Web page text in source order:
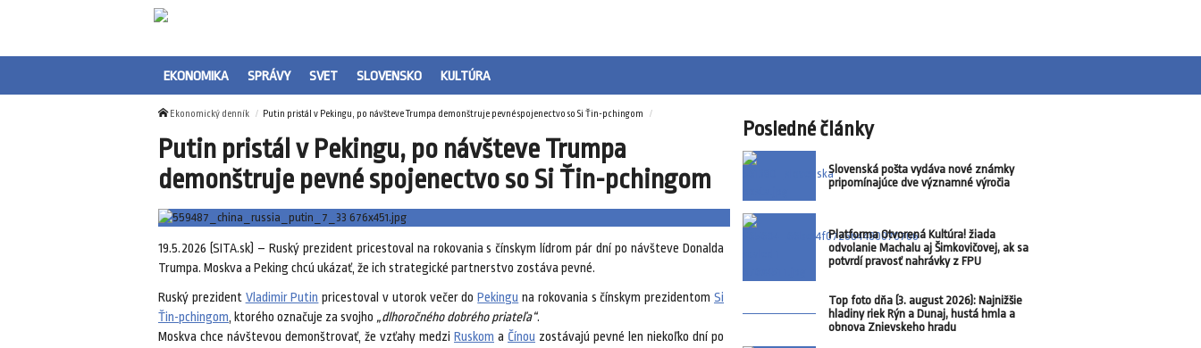
EKONOMIKA SPRÁVY SVET SLOVENSKO KULTÚRA
Ekonomický denník Putin pristál v Pekingu, po návšteve Trumpa demonštruje pevné spojenectvo so Si Ťin-pchingom
Putin pristál v Pekingu, po návšteve Trumpa
demonštruje pevné spojenectvo so Si Ťin-pchingom
19.5.2026 (SITA.sk) – Ruský prezident pricestoval na rokovania s čínskym lídrom pár dní po návšteve Donalda
Trumpa. Moskva a Peking chcú ukázať, že ich strategické partnerstvo zostáva pevné.
Ruský prezident Vladimir Putin pricestoval v utorok večer doPekingu na rokovania s čínskym prezidentomSi
Ťin-pchingom, ktorého označuje za svojho „dlhoročného dobrého priateľa“.
Moskva chce návštevou demonštrovať, že vzťahy medzi Ruskom a Čínou zostávajú pevné len niekoľko dní po
Posledné články
Slovenská pošta vydáva nové známky
pripomínajúce dve významné výročia
Platforma Otvorená Kultúra! žiada
odvolanie Machalu aj Šimkovičovej, ak sa
potvrdí pravosť nahrávky z FPU
Top foto dňa (3. august 2026): Najnižšie
hladiny riek Rýn a Dunaj, hustá hmla a
obnova Znievskeho hradu